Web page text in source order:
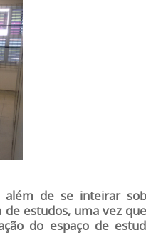
além de se inteirar
estudos, uma vez
do espaço de